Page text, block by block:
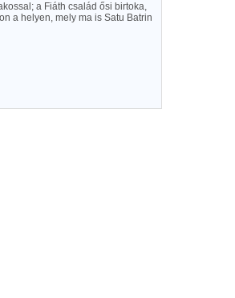
a Fiáth család ősi birtoka,
a helyen, mely ma is Satu Batrin